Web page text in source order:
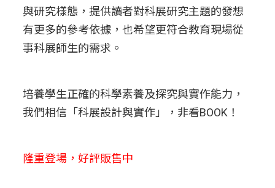
與研究樣態，提供讀者對科展研究主題的發想
有更多的參考依據，也希望更符合教育現場從
事科展師生的需求。
培養學生正確的科學素養及探究與實作能力，
我們相信「科展設計與實作」，非看BOOK！
隆重登場，好評販售中